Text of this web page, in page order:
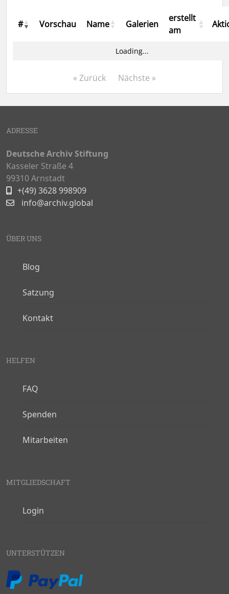
# Vorschau Name Galerien
erstellt
am
Loading...
« Zurück Nächste »
ADRESSE
Deutsche Archiv Stiftung
Kasseler Straße 4
99310 Arnstadt
+(49) 3628 998909
info@archiv.global
ÜBER UNS
Blog
Satzung
Kontakt
HELFEN
FAQ
Spenden
Mitarbeiten
MITGLIEDSCHAFT
Login
UNTERSTÜTZEN